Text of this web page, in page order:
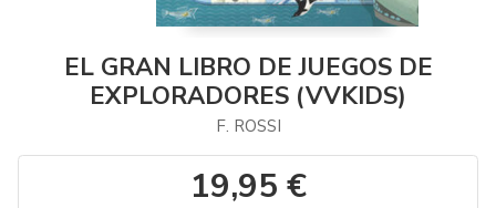
EL GRAN LIBRO DE JUEGOS DE
EXPLORADORES (VVKIDS)
F. ROSSI
19,95 €